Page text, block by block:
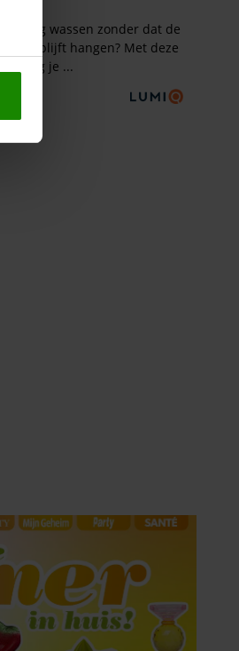
in je vel
ontvang je elke
ontspannen en in
te voelen.